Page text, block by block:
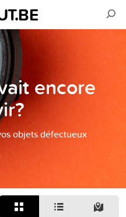
encore
objets défectueux